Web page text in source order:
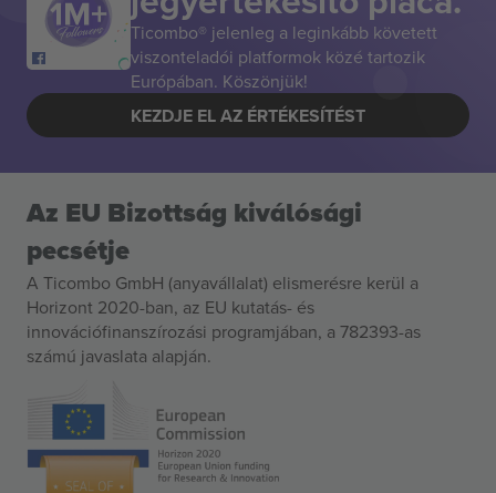
Ticombo® jelenleg a leginkább követett
viszonteladói platformok közé tartozik
Európában. Köszönjük!
KEZDJE EL AZ ÉRTÉKESÍTÉST
Az EU Bizottság kiválósági
pecsétje
A Ticombo GmbH (anyavállalat) elismerésre kerül a
Horizont 2020-ban, az EU kutatás- és
innovációfinanszírozási programjában, a 782393-as
számú javaslata alapján.